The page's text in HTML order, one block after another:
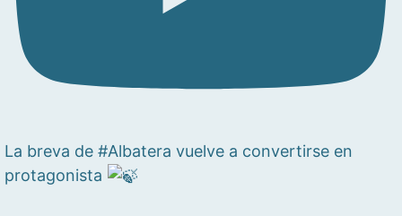
La breva de #Albatera vuelve a convertirse en
protagonista